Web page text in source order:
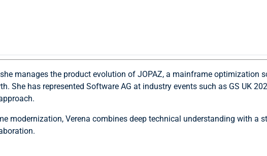
manages the product evolution of JOPAZ, a mainframe optimization
has represented Software AG at industry events such as GS UK
modernization, Verena combines deep technical understanding with a